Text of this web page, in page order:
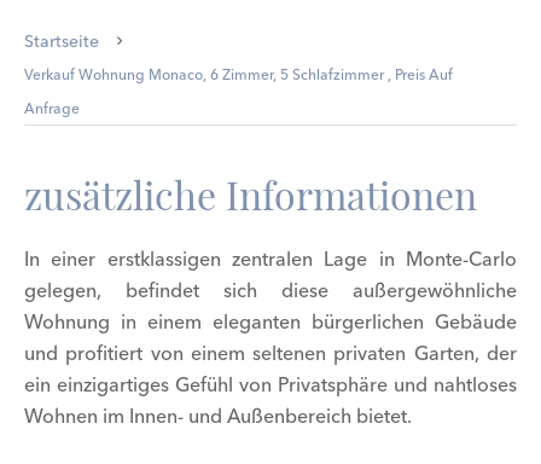
Startseite
Verkauf Wohnung Monaco, 6 Zimmer, 5 Schlafzimmer , Preis Auf
Anfrage
zusätzliche Informationen
In einer erstklassigen zentralen Lage in Monte-Carlo
gelegen, befindet sich diese außergewöhnliche
Wohnung in einem eleganten bürgerlichen Gebäude
und profitiert von einem seltenen privaten Garten, der
ein einzigartiges Gefühl von Privatsphäre und nahtloses
Wohnen im Innen- und Außenbereich bietet.